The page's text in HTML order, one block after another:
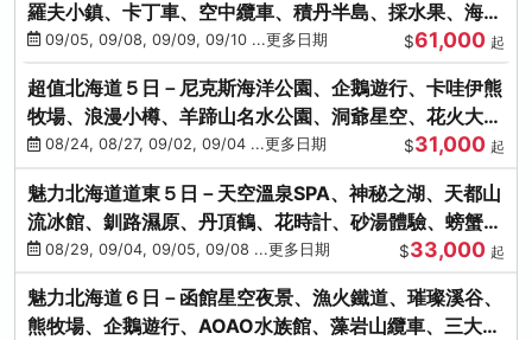
羅夫小鎮、卡丁車、空中纜車、積丹半島、採水果、海鮮
和牛螃蟹放題
09/05, 09/08, 09/09, 09/10 ...更多日期 $61,000 起
超值北海道５日－尼克斯海洋公園、企鵝遊行、卡哇伊熊
牧場、浪漫小樽、羊蹄山名水公園、洞爺星空、花火大
會、螃蟹懷石料理
08/24, 08/27, 09/02, 09/04 ...更多日期 $31,000 起
魅力北海道道東５日－天空溫泉SPA、神秘之湖、天都山
流冰館、釧路濕原、丹頂鶴、花時計、砂湯體驗、螃蟹吃
到飽08/29, 09/04, 09/05, 09/08 ...更多日期 $33,000 起
魅力北海道６日－函館星空夜景、漁火鐵道、璀璨溪谷、
熊牧場、企鵝遊行、AOAO水族館、藻岩山纜車、三大螃